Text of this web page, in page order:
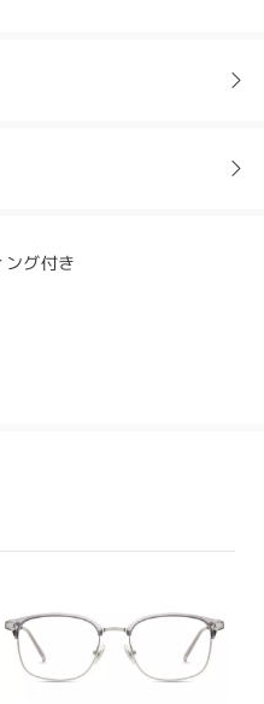
で、フレームを大きく
メガネの品質にご満足
く思います。しかしな
ために大きめのフレー
ほどよろしくお願いい
うお手伝いいたしま
ルをご確認ください。
p-119.shtml)
アウトページにメッセージを
グ付き